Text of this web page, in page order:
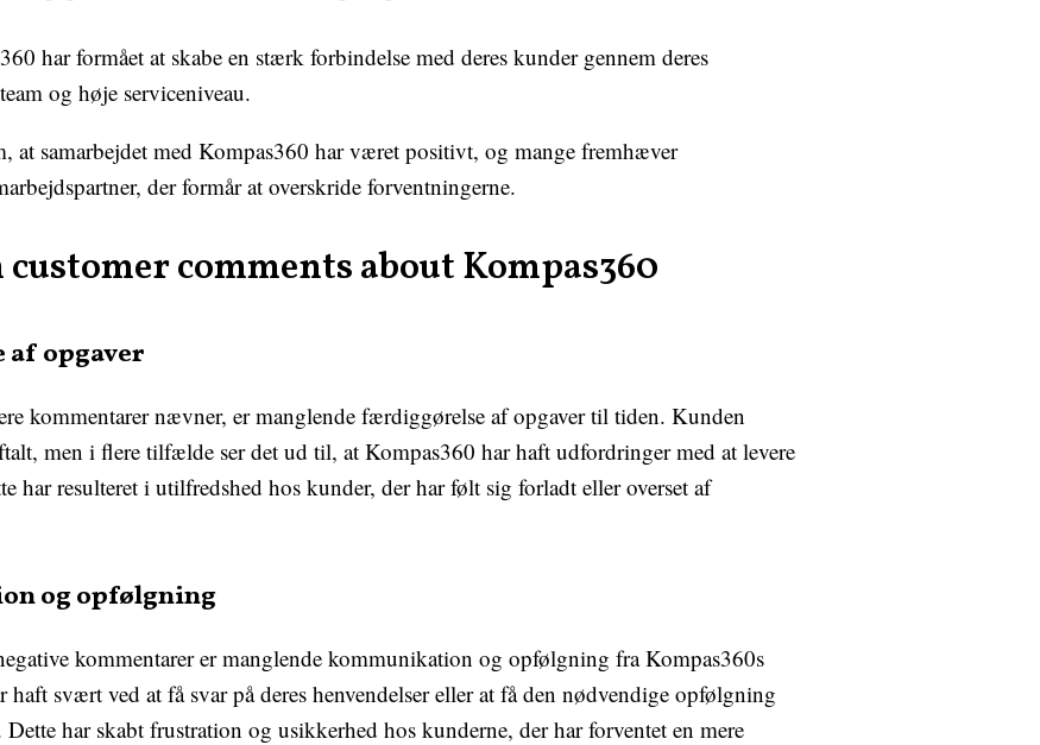
har formået at skabe en stærk forbindelse med deres kunder gennem deres
og høje serviceniveau.
at samarbejdet med Kompas360 har været positivt, og mange fremhæver
der formår at overskride forventningerne.
comments about Kompas360
opgaver
kommentarer nævner, er manglende færdiggørelse af opgaver til tiden. Kunden
men i flere tilfælde ser det ud til, at Kompas360 har haft udfordringer med at levere
har resulteret i utilfredshed hos kunder, der har følt sig forladt eller overset af
og opfølgning
kommentarer er manglende kommunikation og opfølgning fra Kompas360s
svært ved at få svar på deres henvendelser eller at få den nødvendige opfølgning
har skabt frustration og usikkerhed hos kunderne, der har forventet en mere